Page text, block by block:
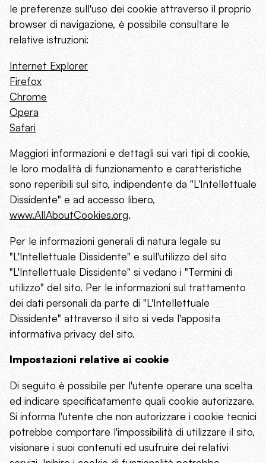
le preferenze sull'uso dei cookie attraverso il proprio
browser di navigazione, è possibile consultare le
relative istruzioni:
Internet Explorer
Firefox
Chrome
Opera
Safari
Maggiori informazioni e dettagli sui vari tipi di cookie,
le loro modalità di funzionamento e caratteristiche
sono reperibili sul sito, indipendente da "L'Intellettuale
Dissidente" e ad accesso libero,
www.AllAboutCookies.org.
Per le informazioni generali di natura legale su
"L'Intellettuale Dissidente" e sull'utilizzo del sito
"L'Intellettuale Dissidente" si vedano i "Termini di
utilizzo" del sito. Per le informazioni sul trattamento
dei dati personali da parte di "L'Intellettuale
Dissidente" attraverso il sito si veda l'apposita
informativa privacy del sito.
Impostazioni relative ai cookie
Di seguito è possibile per l'utente operare una scelta
ed indicare specificatamente quali cookie autorizzare.
Si informa l'utente che non autorizzare i cookie tecnici
potrebbe comportare l'impossibilità di utilizzare il sito,
visionare i suoi contenuti ed usufruire dei relativi